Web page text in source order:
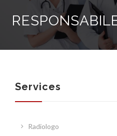
content
HOME
Services
Radiologo